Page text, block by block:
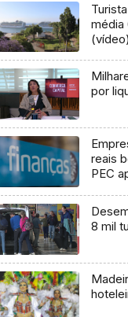
média
(vídeo)
por
reais
PEC
8 mil